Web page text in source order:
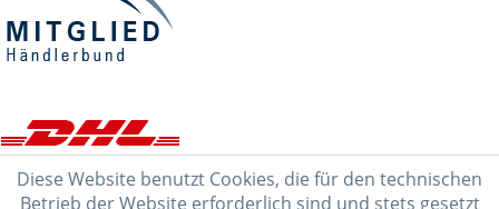
Diese Website benutzt Cookies, die für den technischen
Betrieb der Website erforderlich sind und stets gesetzt